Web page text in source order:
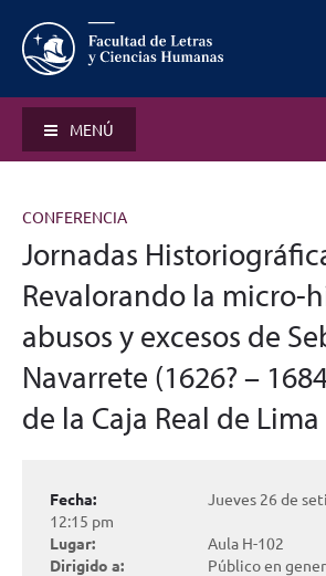
MENÚ
CONFERENCIA
Jornadas
Revalorando la micro-
abusos y excesos de
Navarrete (1626? –
de la Caja Real de Lima
Fecha:
Jueves 26 de
12:15 pm
Lugar:
Aula H-102
Dirigido a:
Público en